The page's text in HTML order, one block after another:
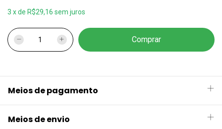
3 xde R$29,16 sem juros
Meios de pagamento
Meios de envio